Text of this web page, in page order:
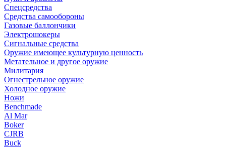
Спецсредства
Средства самообороны
Газовые баллончики
Электрошокеры
Сигнальные средства
Оружие имеющее культурную ценность
Метательное и другое оружие
Милитария
Огнестрельное оружие
Холодное оружие
Ножи
Benchmade
Al Mar
Boker
CJRB
Buck